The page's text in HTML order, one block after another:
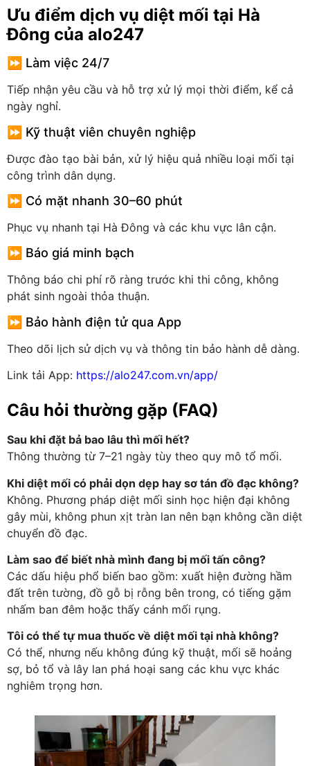
Ưu điểm dịch vụ diệt mối tại Hà
Đông của alo247
⏩ Làm việc 24/7
Tiếp nhận yêu cầu và hỗ trợ xử lý mọi thời điểm, kể cả
ngày nghỉ.
⏩ Kỹ thuật viên chuyên nghiệp
Được đào tạo bài bản, xử lý hiệu quả nhiều loại mối tại
công trình dân dụng.
⏩ Có mặt nhanh 30–60 phút
Phục vụ nhanh tại Hà Đông và các khu vực lân cận.
⏩ Báo giá minh bạch
Thông báo chi phí rõ ràng trước khi thi công, không
phát sinh ngoài thỏa thuận.
⏩ Bảo hành điện tử qua App
Theo dõi lịch sử dịch vụ và thông tin bảo hành dễ dàng.
Link tải App: https://alo247.com.vn/app/
Câu hỏi thường gặp (FAQ)
Sau khi đặt bả bao lâu thì mối hết?
Thông thường từ 7–21 ngày tùy theo quy mô tổ mối.
Khi diệt mối có phải dọn dẹp hay sơ tán đồ đạc không?
Không. Phương pháp diệt mối sinh học hiện đại không
gây mùi, không phun xịt tràn lan nên bạn không cần diệt
chuyển đồ đạc.
Làm sao để biết nhà mình đang bị mối tấn công?
Các dấu hiệu phổ biến bao gồm: xuất hiện đường hầm
đất trên tường, đồ gỗ bị rỗng bên trong, có tiếng gặm
nhấm ban đêm hoặc thấy cánh mối rụng.
Tôi có thể tự mua thuốc về diệt mối tại nhà không?
Có thể, nhưng nếu không đúng kỹ thuật, mối sẽ hoảng
sợ, bỏ tổ và lây lan phá hoại sang các khu vực khác
nghiêm trọng hơn.